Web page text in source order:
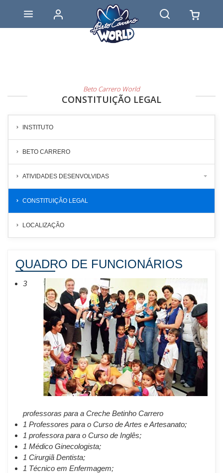
Beto Carrero World
CONSTITUIÇÃO LEGAL
INSTITUTO
BETO CARRERO
ATIVIDADES DESENVOLVIDAS
CONSTITUIÇÃO LEGAL
LOCALIZAÇÃO
QUADRO DE FUNCIONÁRIOS
3
professoras para a Creche Betinho Carrero
1 Professores para o Curso de Artes e Artesanato;
1 professora para o Curso de Inglês;
1 Médico Ginecologista;
1 Cirurgiã Dentista;
1 Técnico em Enfermagem;